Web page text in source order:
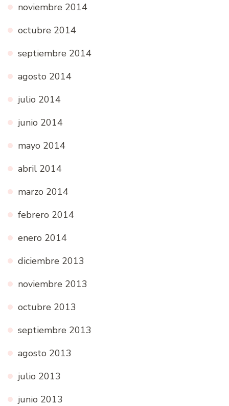
noviembre 2014
octubre 2014
septiembre 2014
agosto 2014
julio 2014
junio 2014
mayo 2014
abril 2014
marzo 2014
febrero 2014
enero 2014
diciembre 2013
noviembre 2013
octubre 2013
septiembre 2013
agosto 2013
julio 2013
junio 2013